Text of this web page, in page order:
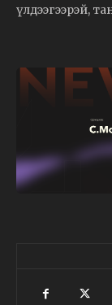
үлдээгээрэй,